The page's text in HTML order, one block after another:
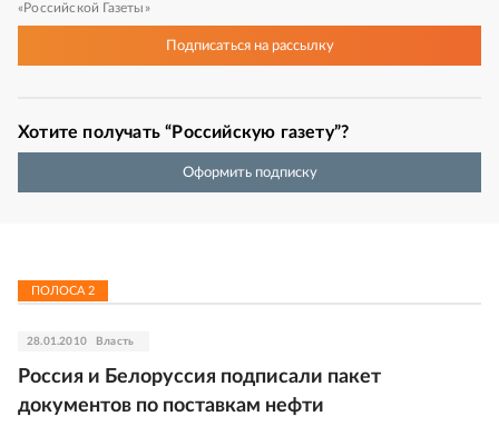
«Российской Газеты»
Подписатьсяна рассылку
Хотите получать “Российскую газету”?
Оформить подписку
ПОЛОСА 2
28.01.2010 Власть
Россия и Белоруссия подписали пакет
документов по поставкам нефти